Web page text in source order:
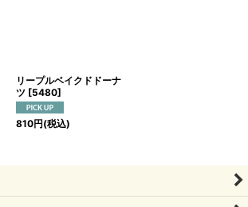
リープルベイクドドーナ
ツ [5480]
810円(税込)